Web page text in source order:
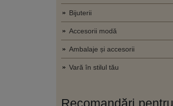
Bijuterii
Accesorii modă
Ambalaje și accesorii
Vară în stilul tău
Recomandări pentru